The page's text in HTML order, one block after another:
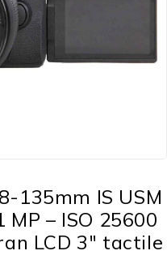
135mm IS USM
– ISO 25600
LCD 3″ tactile